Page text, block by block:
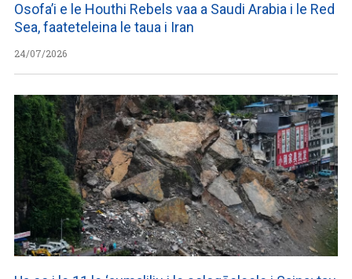
Osofa’i e le Houthi Rebels vaa a Saudi Arabia i le Red
Sea, faateteleina le taua i Iran
24/07/2026